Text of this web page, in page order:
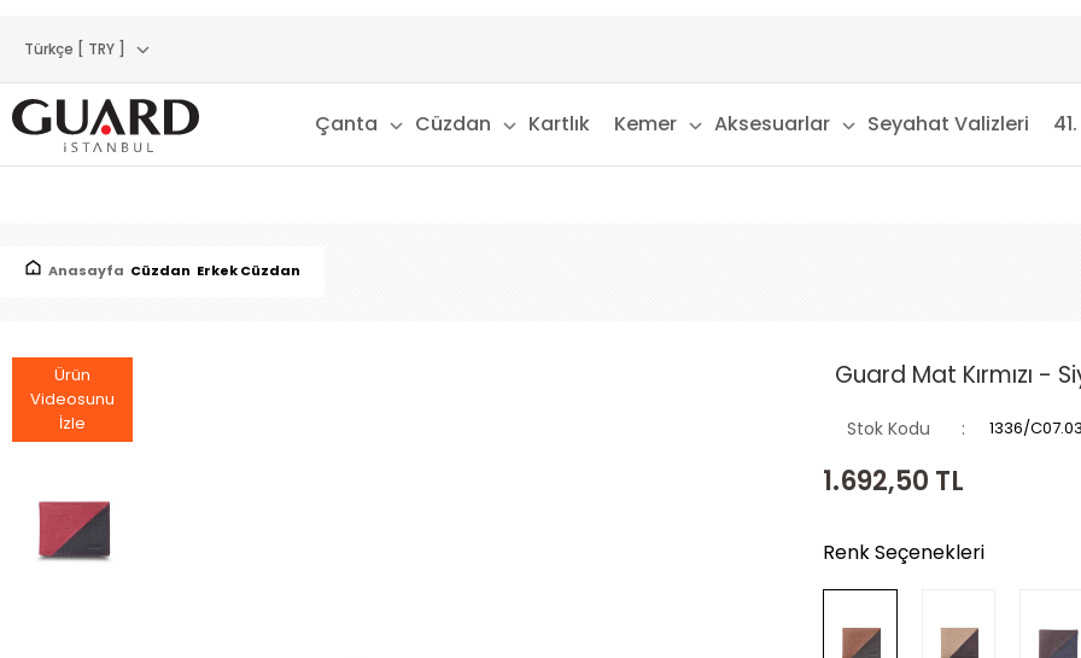
Türkçe [ TRY ]
Çanta Cüzdan Kartlık Kemer Aksesuarlar Seyahat Valizleri
Anasayfa Cüzdan Erkek Cüzdan
Ürün
Videosunu
İzle
Guard Mat Kırmızı -
Stok Kodu 1336/
1.692,50 TL
Renk Seçenekleri